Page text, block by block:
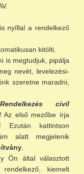
nyíllal a rendelkező
kitölti.
is megtudjuk, pipálja
nevét, levelezési-
szeretne maradni,
Rendelkezés civil
Az első mezőbe írja
! Ezután kattintson
alatt megjelenik
.
Ön által választott
kiemelt